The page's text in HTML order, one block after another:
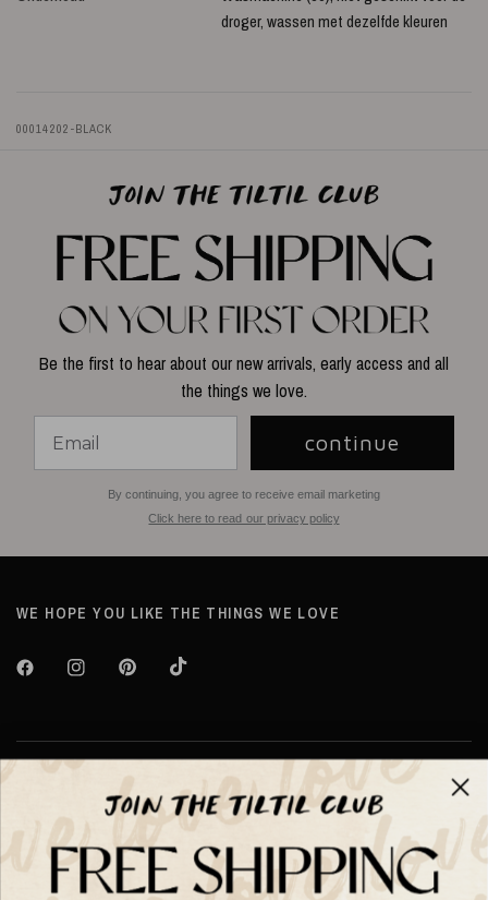
droger, wassen met dezelfde kleuren
00014202-BLACK
Be the first to hear about our new arrivals, early access and all
the things we love.
continue
By continuing, you agree to receive email marketing
Click here to read our privacy policy
WE HOPE YOU LIKE THE THINGS WE LOVE
Over TILTIL
Help